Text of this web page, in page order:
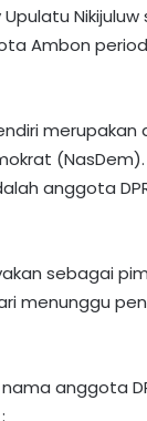
Ambon
merupakan
anggota
sebagai
menunggu
anggota